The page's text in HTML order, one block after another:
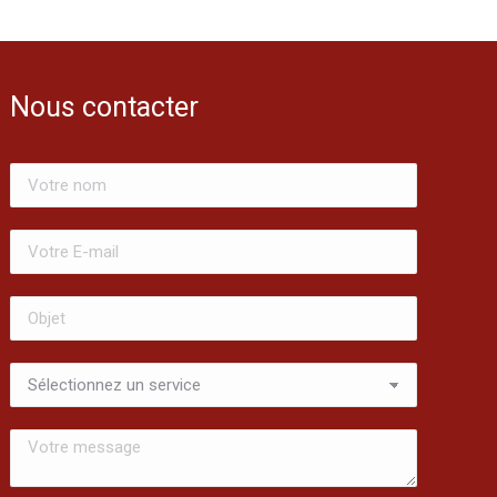
Nous contacter